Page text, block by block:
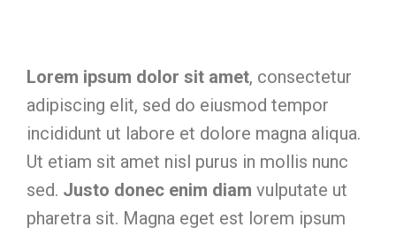
Lorem ipsum dolor sit amet, consectetur
adipiscing elit, sed do eiusmod tempor
incididunt ut labore et dolore magna aliqua.
Ut etiam sit amet nisl purus in mollis nunc
sed. Justo donec enim diam vulputate ut
pharetra sit. Magna eget est lorem ipsum